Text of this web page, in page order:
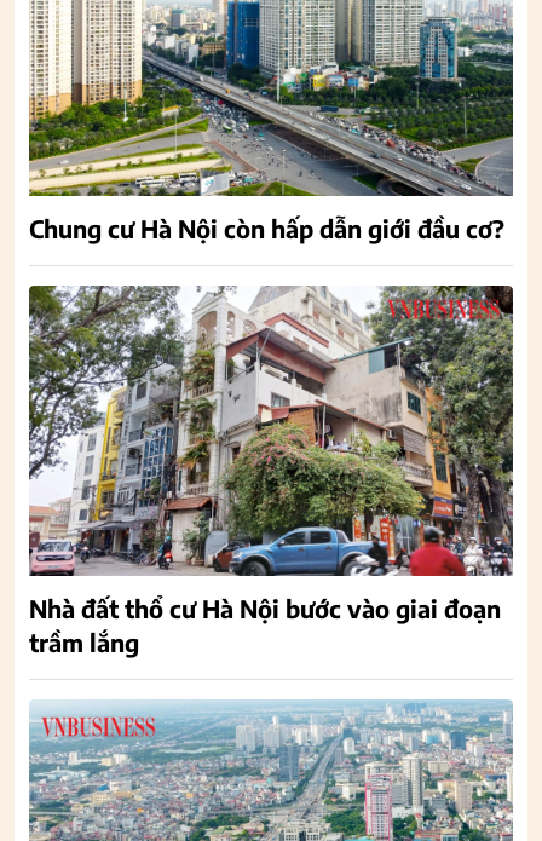
Chung cư Hà Nội còn hấp dẫn giới đầu cơ?
Nhà đất thổ cư Hà Nội bước vào giai đoạn
trầm lắng